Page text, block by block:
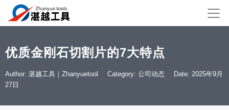
优质金刚石切割片的7大特点
Author: 湛越工具｜Zhanyuetool Category: 公司动态
Date: 2025年9月
27日